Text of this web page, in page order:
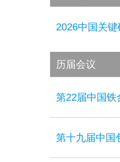
2026中国关
历届会议
第22届中国铁
第十九届中国